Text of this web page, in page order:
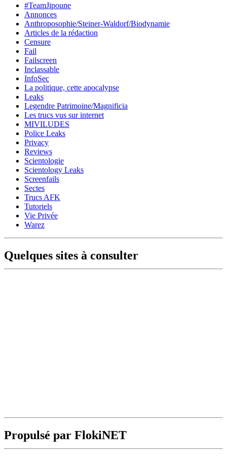
#TeamJipoune
Annonces
Anthroposophie/Steiner-Waldorf/Biodynamie
Articles de la rédaction
Censure
Fail
Failscreen
Inclassable
InfoSec
La politique, cette apocalypse
Leaks
Legendre Patrimoine/Magnificia
Les trucs vus sur internet
MIVILUDES
Police Leaks
Privacy
Reviews
Scientologie
Scientology Leaks
Screenfails
Sectes
Trucs AFK
Tutoriels
Vie Privée
Warez
Quelques sites à consulter
Propulsé par FlokiNET